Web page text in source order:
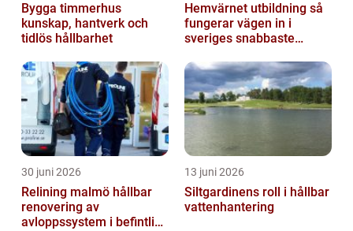
Bygga timmerhus
kunskap, hantverk och
tidlös hållbarhet
Hemvärnet utbildning så
fungerar vägen in i
sveriges snabbaste
30 juni 2026
Relining malmö hållbar
renovering av
avloppssystem i befintliga
13 juni 2026
Siltgardinens roll i hållbar
vattenhantering